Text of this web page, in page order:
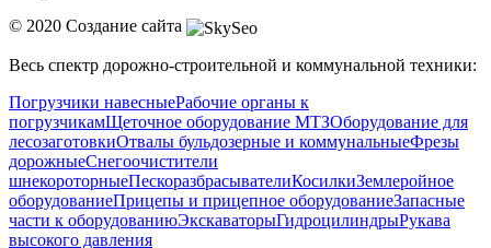
© 2020 Создание сайта
Весь спектр дорожно-строительной и коммунальной техники:
Погрузчики навесныеРабочие органы к
погрузчикамЩеточное оборудование МТЗОборудование для
лесозаготовкиОтвалы бульдозерные и коммунальныеФрезы
дорожныеСнегоочистители
шнекороторныеПескоразбрасывателиКосилкиЗемлеройное
оборудованиеПрицепы и прицепное оборудованиеЗапасные
части к оборудованиюЭкскаваторыГидроцилиндрыРукава
высокого давления